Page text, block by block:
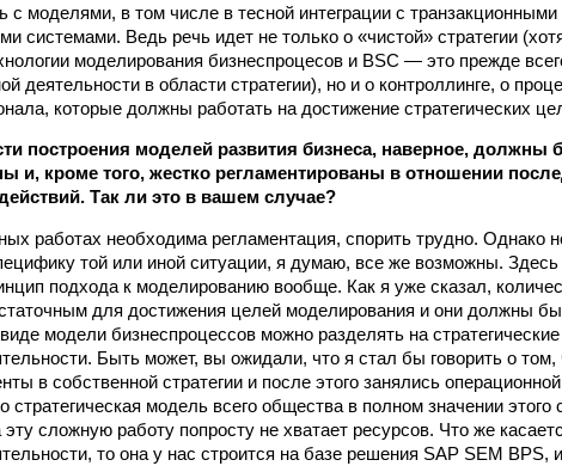
с моделями, в том числе в тесной интеграции с
системами. Ведь речь идет не только о «чистой» стратегии
моделирования бизнес­процесов и BSC — это прежде
деятельности в области стратегии), но и о контроллинге, о
которые должны работать на достижение стратегических
построения моделей развития бизнеса, наверное, должны
и, кроме того, жестко регламентированы в отношении
Так ли это в вашем случае?
работах необходима регламентация, спорить трудно. Однако
той или иной ситуации, я думаю, все же возможны.
подхода к моделированию вообще. Как я уже сказал,
для достижения целей моделирования и они должны
модели бизнес­процессов можно разделять на
Быть может, вы ожидали, что я стал бы говорить о
в собственной стратегии и после этого занялись
стратегическая модель всего общества в полном значении
эту сложную работу попросту не хватает ресурсов. Что же
то она у нас строится на базе решения SAP SEM BPS,